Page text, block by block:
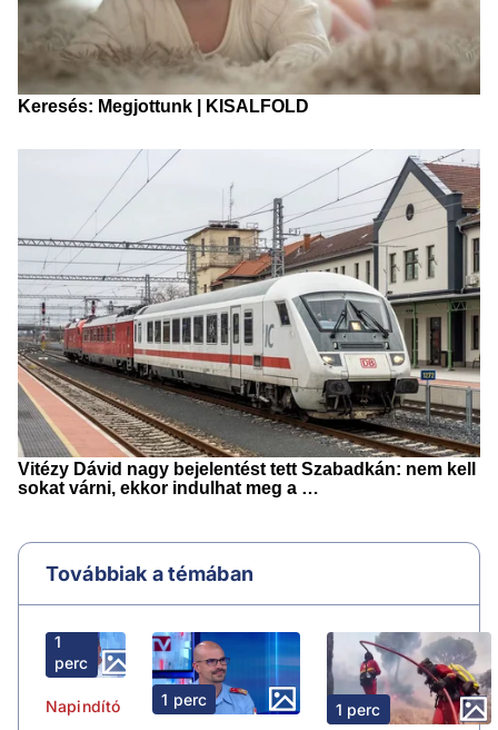
Továbbiak a témában
1
perc
Napindító 1 perc
1 perc